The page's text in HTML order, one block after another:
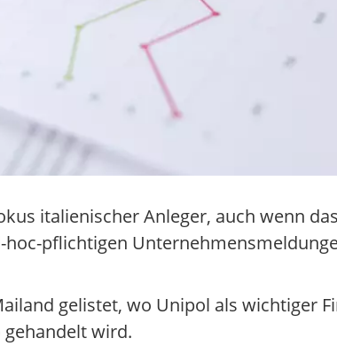
italienischer Anleger, auch wenn das
pflichtigen
gelistet, wo Unipol als wichtiger
wird.